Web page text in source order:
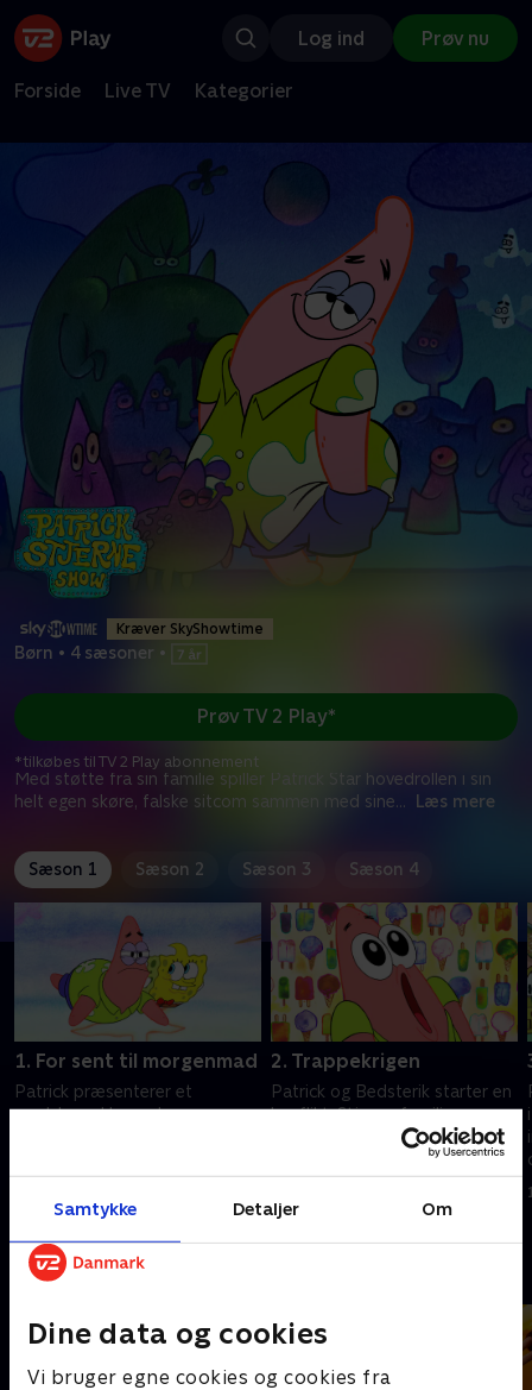
Samtykke Detaljer Om
Dine data og cookies
Vi bruger egne cookies og cookies fra
Log ind Prøv nu
Forside Live TV Kategorier
Kræver SkyShowtime
Børn • 4 sæsoner •
Med støtte fra sin familie spiller Patrick Star hovedrollen i sin
helt egen skøre, falske sitcom sammen med sine... Læs mere
Prøv TV 2 Play*
*tilkøbes til TV 2 Play abonnement
Sæson 1 Sæson 2 Sæson 3 Sæson 4
1. For sent til morgenmad
Patrick præsenterer et
madshow. Han oplever
2. Trappekrigen
Patrick og Bedsterik starter en
konflikt. Stjerne-familien
konfronterer deres fjollede
Andre så også